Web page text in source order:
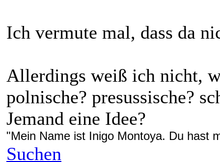
Ich vermute mal, dass da
Allerdings weiß ich nicht,
polnische? presussische?
Jemand eine Idee?
"Mein Name ist Inigo Montoya. Du hast
Suchen